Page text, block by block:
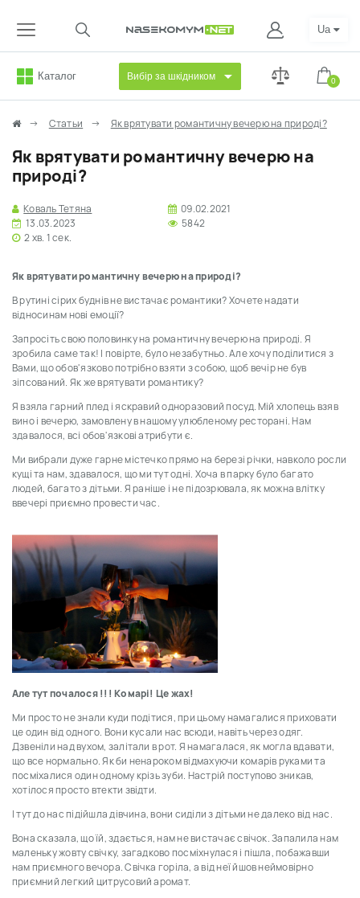
Каталог Вибір за шкідником 0
Ua
Статьи Як врятувати романтичну вечерю на природі?
Як врятувати романтичну вечерю на
природі?
Коваль Тетяна
09.02.2021
13.03.2023
5842
2 хв. 1 сек.
Як врятувати романтичну вечерю на природі?
В рутині сірих буднів не вистачає романтики? Хочете надати
відносинам нові емоції?
Запросіть свою половинку на романтичну вечерю на природі. Я
зробила саме так! І повірте, було незабутньо. Але хочу поділитися з
Вами, що обов'язково потрібно взяти з собою, щоб вечір не був
зіпсований. Як же врятувати романтику?
Я взяла гарний плед і яскравий одноразовий посуд. Мій хлопець взяв
вино і вечерю, замовлену в нашому улюбленому ресторані. Нам
здавалося, всі обов'язкові атрибути є.
Ми вибрали дуже гарне містечко прямо на березі річки, навколо росли
кущі та нам, здавалося, що ми тут одні. Хоча в парку було багато
людей, багато з дітьми. Я раніше і не підозрювала, як можна влітку
ввечері приємно провести час.
Але тут почалося !!! Комарі! Це жах!
Ми просто не знали куди подітися, при цьому намагалися приховати
це один від одного. Вони кусали нас всюди, навіть через одяг.
Дзвеніли над вухом, залітали в рот. Я намагалася, як могла вдавати,
що все нормально. Як би ненароком відмахуючи комарів руками та
посміхалися один одному крізь зуби. Настрій поступово зникав,
хотілося просто втекти звідти.
І тут до нас підійшла дівчина, вони сиділи з дітьми не далеко від нас.
Вона сказала, що їй, здається, нам не вистачає свічок. Запалила нам
маленьку жовту свічку, загадково посміхнулася і пішла, побажавши
нам приємного вечора. Свічка горіла, а від неї йшов неймовірно
приємний легкий цитрусовий аромат.